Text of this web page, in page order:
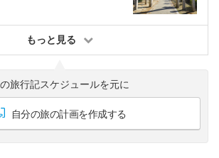
もっと見る
旅行記スケジュールを元に
自分の旅の計画を作成する